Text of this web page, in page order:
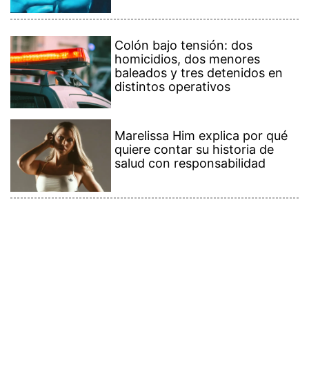
Colón bajo tensión: dos
homicidios, dos menores
baleados y tres detenidos en
distintos operativos
Marelissa Him explica por qué
quiere contar su historia de
salud con responsabilidad